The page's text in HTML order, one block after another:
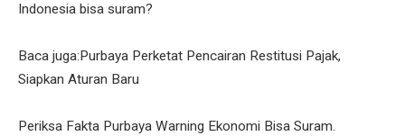
Indonesia bisa suram?
Baca juga:Purbaya Perketat Pencairan Restitusi Pajak,
Siapkan Aturan Baru
Periksa Fakta Purbaya Warning Ekonomi Bisa Suram.